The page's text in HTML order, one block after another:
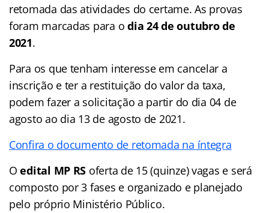
retomada das atividades do certame. As provas
foram marcadas para odia 24 de outubro de
2021.
Para os que tenham interesse em cancelar a
inscrição e ter a restituição do valor da taxa,
podem fazer a solicitação a partir do dia 04 de
agosto ao dia 13 de agosto de 2021.
Confira o documento de retomada na íntegra
Oedital MP RS oferta de 15 (quinze) vagas e será
composto por 3 fases e organizado e planejado
pelo próprio Ministério Público.